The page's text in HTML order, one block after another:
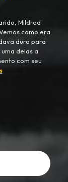
Mildred
como era
duro para
delas a
com seu